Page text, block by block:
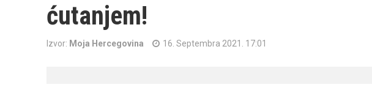
ćutanjem!
Izvor: Moja Hercegovina 16. Septembra 2021. 17:01